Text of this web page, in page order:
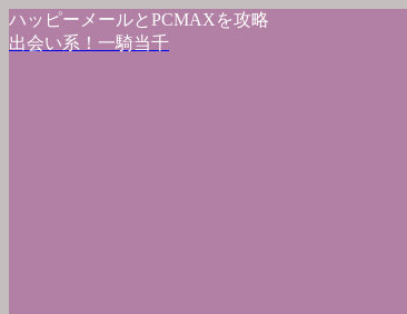
ハッピーメールとPCMAXを攻略
出会い系！一騎当千